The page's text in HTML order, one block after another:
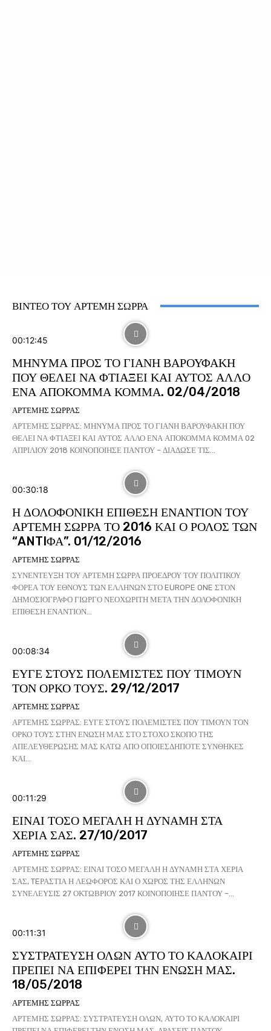
ΒΙΝΤΕΟ ΤΟΥ ΑΡΤΕΜΗ ΣΩΡΡΑ
00:12:45
ΜΗΝΥΜΑ ΠΡΟΣ ΤΟ ΓΙΑΝΗ ΒΑΡΟΥΦΑΚΗ
ΠΟΥ ΘΕΛΕΙ ΝΑ ΦΤΙΑΞΕΙ ΚΑΙ ΑΥΤΟΣ ΑΛΛΟ
ΕΝΑ ΑΠΟΚΟΜΜΑ ΚΟΜΜΑ. 02/04/2018
ΑΡΤΕΜΗΣ ΣΩΡΡΑΣ
ΑΡΤΕΜΗΣ ΣΩΡΡΑΣ: ΜΗΝΥΜΑ ΠΡΟΣ ΤΟ ΓΙΑΝΗ ΒΑΡΟΥΦΑΚΗ ΠΟΥ
ΘΕΛΕΙ ΝΑ ΦΤΙΑΞΕΙ ΚΑΙ ΑΥΤΟΣ ΑΛΛΟ ΕΝΑ ΑΠΟΚΟΜΜΑ ΚΟΜΜΑ 02
ΑΠΡΙΛΙΟΥ 2018 ΚΟΙΝΟΠΟΙΗΣΕ ΠΑΝΤΟΥ – ΔΙΑΔΩΣΕ ΤΙΣ...
00:30:18
Η ΔΟΛΟΦΟΝΙΚΗ ΕΠΙΘΕΣΗ ΕΝΑΝΤΙΟΝ ΤΟΥ
ΑΡΤΕΜΗ ΣΩΡΡΑ ΤΟ 2016 ΚΑΙ Ο ΡΟΛΟΣ ΤΩΝ
“ANTIΦΑ”. 01/12/2016
ΑΡΤΕΜΗΣ ΣΩΡΡΑΣ
ΣΥΝΕΝΤΕΥΞΗ ΤΟΥ ΑΡΤΕΜΗ ΣΩΡΡΑ ΠΡΟΕΔΡΟΥ ΤΟΥ ΠΟΛΙΤΙΚΟΥ
ΦΟΡΕΑ ΤΟΥ ΕΘΝΟΥΣ ΤΩΝ ΕΛΛΗΝΩΝ ΣΤΟ EUROPE ONE ΣΤΟΝ
ΔΗΜΟΣΙΟΓΡΑΦΟ ΓΙΩΡΓΟ ΝΕΟΧΩΡΙΤΗ ΜΕΤΑ ΤΗΝ ΔΟΛΟΦΟΝΙΚΗ
ΕΠΙΘΕΣΗ ΕΝΑΝΤΙΟΝ...
00:08:34
ΕΥΓΕ ΣΤΟΥΣ ΠΟΛΕΜΙΣΤΕΣ ΠΟΥ ΤΙΜΟΥΝ
ΤΟΝ ΟΡΚΟ ΤΟΥΣ. 29/12/2017
ΑΡΤΕΜΗΣ ΣΩΡΡΑΣ
ΑΡΤΕΜΗΣ ΣΩΡΡΑΣ: ΕΥΓΕ ΣΤΟΥΣ ΠΟΛΕΜΙΣΤΕΣ ΠΟΥ ΤΙΜΟΥΝ ΤΟΝ
ΟΡΚΟ ΤΟΥΣ ΣΤΗΝ ΕΝΩΣΗ ΜΑΣ ΣΤΟ ΣΤΟΧΟ ΣΚΟΠΟ ΤΗΣ
ΑΠΕΛΕΥΘΕΡΩΣΗΣ ΜΑΣ ΚΑΤΩ ΑΠΟ ΟΠΟΙΕΣΔΗΠΟΤΕ ΣΥΝΘΗΚΕΣ
ΚΑΙ...
00:11:29
ΕΙΝΑΙ ΤΟΣΟ ΜΕΓΑΛΗ Η ΔΥΝΑΜΗ ΣΤΑ
ΧΕΡΙΑ ΣΑΣ. 27/10/2017
ΑΡΤΕΜΗΣ ΣΩΡΡΑΣ
ΑΡΤΕΜΗΣ ΣΩΡΡΑΣ: ΕΙΝΑΙ ΤΟΣΟ ΜΕΓΑΛΗ Η ΔΥΝΑΜΗ ΣΤΑ ΧΕΡΙΑ
ΣΑΣ, TEΡΑΣΤΙΑ Η ΛΕΩΦΟΡΟΣ ΚΑΙ Ο ΧΩΡΟΣ ΤΗΣ ΕΛΛΗΝΩΝ
ΣΥΝΕΛΕΥΣΙΣ 27 ΟΚΤΩΒΡΙΟΥ 2017 ΚΟΙΝΟΠΟΙΗΣΕ ΠΑΝΤΟΥ –...
00:11:31
ΣΥΣΤΡΑΤΕΥΣΗ ΟΛΩΝ ΑΥΤΟ ΤΟ ΚΑΛΟΚΑΙΡΙ
ΠΡΕΠΕΙ ΝΑ ΕΠΙΦΕΡΕΙ ΤΗΝ ΕΝΩΣΗ ΜΑΣ.
18/05/2018
ΑΡΤΕΜΗΣ ΣΩΡΡΑΣ
ΑΡΤΕΜΗΣ ΣΩΡΡΑΣ: ΣΥΣΤΡΑΤΕΥΣΗ ΟΛΩΝ, ΑΥΤΟ ΤΟ ΚΑΛΟΚΑΙΡΙ